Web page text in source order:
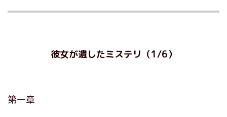
彼女が遺したミステリ（1/6）
第一章